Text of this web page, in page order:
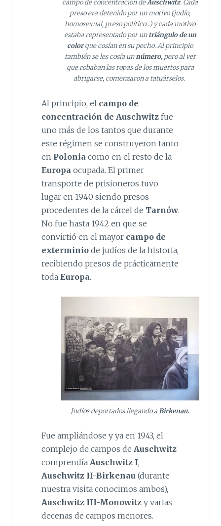
campo de concentración deAuschwitz. Cada
preso era detenido por un motivo (judío,
homosexual, preso político…) y cada motivo
estaba representado por untriángulo de un
colorque cosían en su pecho. Al principio
también se les cosía unnúmero, pero al ver
que robaban las ropas de los muertos para
abrigarse, comenzaron a tatuárselos.
Al principio, el campo de
concentración de Auschwitzfue
uno más de los tantos que durante
este régimen se construyeron tanto
en Polonia como en el resto de la
Europa ocupada. El primer
transporte de prisioneros tuvo
lugar en 1940 siendo presos
procedentes de la cárcel de Tarnów.
No fue hasta 1942 en que se
convirtió en el mayor campo de
exterminiode judíos de la historia,
recibiendo presos de prácticamente
toda Europa.
Judíos deportados llegando aBirkenau.
Fue ampliándose y ya en 1943, el
complejo de campos de Auschwitz
comprendía Auschwitz I,
Auschwitz II-Birkenau(durante
nuestra visita conocimos ambos),
Auschwitz III-Monowitzy varias
decenas de campos menores.